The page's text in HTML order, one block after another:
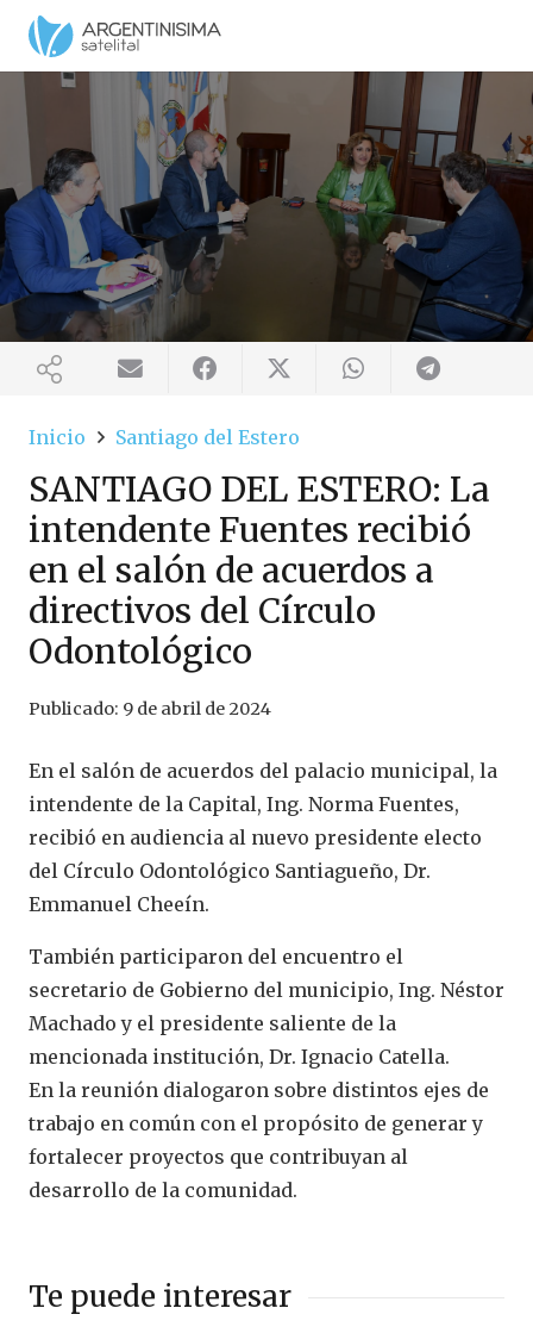
Inicio Santiago del Estero
SANTIAGO DEL ESTERO: La
intendente Fuentes recibió
en el salón de acuerdos a
directivos del Círculo
Odontológico
Publicado: 9 de abril de 2024
En el salón de acuerdos del palacio municipal, la
intendente de la Capital, Ing. Norma Fuentes,
recibió en audiencia al nuevo presidente electo
del Círculo Odontológico Santiagueño, Dr.
Emmanuel Cheeín.
También participaron del encuentro el
secretario de Gobierno del municipio, Ing. Néstor
Machado y el presidente saliente de la
mencionada institución, Dr. Ignacio Catella.
En la reunión dialogaron sobre distintos ejes de
trabajo en común con el propósito de generar y
fortalecer proyectos que contribuyan al
desarrollo de la comunidad.
Te puede interesar